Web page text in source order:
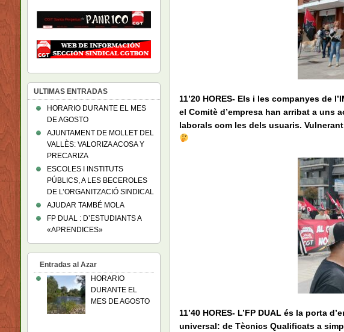
11’20 HORES- Els i les companyes de
el Comitè d’empresa han arribat a uns
laborals com les dels usuaris.
11’40 HORES- L’FP DUAL és la porta
universal: de Tècnics Qualificats a
ULTIMAS ENTRADAS
HORARIO DURANTE EL MES
DE AGOSTO
AJUNTAMENT DE MOLLET DEL
VALLÈS: VALORIZA ACOSA Y
PRECARIZA
ESCOLES I INSTITUTS
PÚBLICS, A LES BECEROLES
DE L’ORGANITZACIÓ SINDICAL
AJUDAR TAMBÉ MOLA
FP DUAL : D’ESTUDIANTS A
«APRENDICES»
Entradas al Azar
HORARIO
DURANTE EL
MES DE AGOSTO